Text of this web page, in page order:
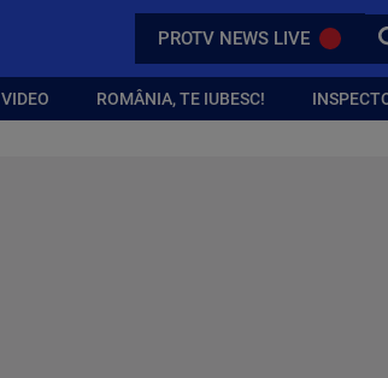
PROTV NEWS LIVE
VIDEO ROMÂNIA, TE IUBESC!